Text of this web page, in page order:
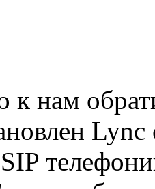
к нам
Lync
SIP